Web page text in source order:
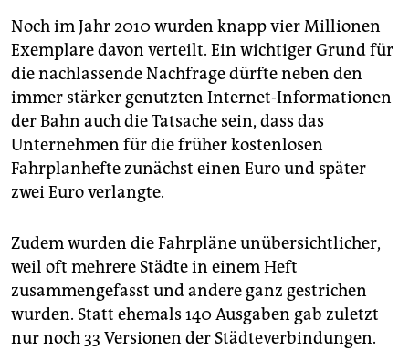
Noch im Jahr 2010 wurden knapp vier Millionen
Exemplare davon verteilt. Ein wichtiger Grund für
die nachlassende Nachfrage dürfte neben den
immer stärker genutzten Internet-Informationen
der Bahn auch die Tatsache sein, dass das
Unternehmen für die früher kostenlosen
Fahrplanhefte zunächst einen Euro und später
zwei Euro verlangte.
Zudem wurden die Fahrpläne unübersichtlicher,
weil oft mehrere Städte in einem Heft
zusammengefasst und andere ganz gestrichen
wurden. Statt ehemals 140 Ausgaben gab zuletzt
nur noch 33 Versionen der Städteverbindungen.